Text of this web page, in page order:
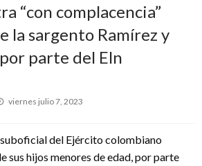
“con complacencia”
la sargento Ramírez y
parte del Eln
Publicado
viernes julio 7, 2023
del Ejército colombiano
sus hijos menores de edad, por parte